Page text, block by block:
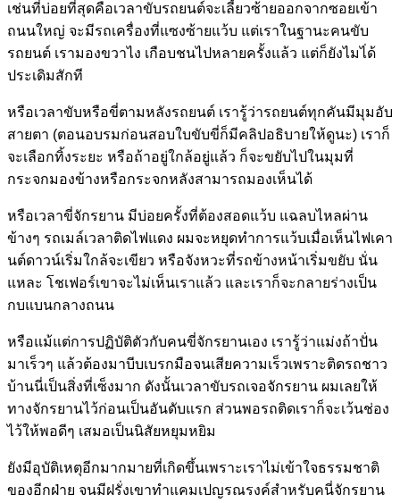
เช่นที่บ่อยที่สุดคือเวลาขับรถยนต์จะเลี้ยวซ้ายออกจากซอยเข้า
ถนนใหญ่ จะมีรถเครื่องที่แซงซ้ายแว้บ แต่เราในฐานะคนขับ
รถยนต์ เรามองขวาไง เกือบชนไปหลายครั้งแล้ว แต่ก็ยังไมไ่ด้
ประเดิมสักที
หรือเวลาขับหรือขี่ตามหลังรถยนต์ เรารู้ว่ารถยนต์ทุกคันมีมุมอับ
สายตา (ตอนอบรมก่อนสอบใบขับขี่ก็มีคลิปอธิบายให้ดูนะ) เราก็
จะเลือกทิ้งระยะ หรือถ้าอยู่ใกล้อยู่แล้ว ก็จะขยับไปในมุมที่
กระจกมองข้างหรือกระจกหลังสามารถมองเห็นได้
หรือเวลาขี่จักรยาน มีบ่อยครั้งที่ต้องสอดแว้บ แฉลบไหลผ่าน
ข้างๆ รถเมล์เวลาติดไฟแดง ผมจะหยุดทำการแว้บเมื่อเห็นไฟเคา
นต์ดาวน์เริ่มใกล้จะเขียว หรือจังหวะที่รถข้างหน้าเริ่มขยับ นั่น
แหละ โชเฟอร์เขาจะไม่เห็นเราแล้ว และเราก็จะกลายร่างเป็น
กบแบนกลางถนน
หรือแม้แต่การปฏิบัติตัวกับคนขี่จักรยานเอง เรารู้ว่าแม่งถ้าปั่น
มาเร็วๆ แล้วต้องมาบีบเบรกมือจนเสียความเร็วเพราะติดรถชาว
บ้านนี่เป็นสิ่งที่เซ็งมาก ดังนั้นเวลาขับรถเจอจักรยาน ผมเลยให้
ทางจักรยานไว้ก่อนเป็นอันดับแรก ส่วนพอรถติดเราก็จะเว้นช่อง
ไว้ให้พอดีๆ เสมอเป็นนิสัยหยุมหยิม
ยังมีอุบัติเหตุอีกมากมายที่เกิดขึ้นเพราะเราไม่เข้าใจธรรมชาติ
ของอีกฝ่าย จนมีฝรั่งเขาทำแคมเปญรณรงค์สำหรับคนี่จักรยาน